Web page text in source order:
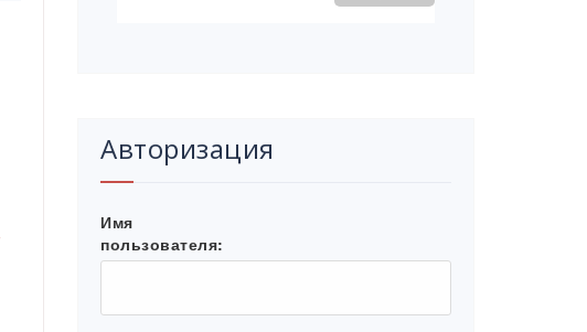
Авторизация
Имя
пользователя: